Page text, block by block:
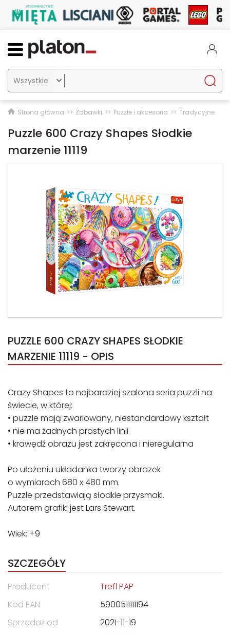

Strona główna Zabawki Puzzle i akcesoria Tradycyjne
Puzzle 600 Crazy Shapes Słodkie
marzenie 11119
PUZZLE 600 CRAZY SHAPES SŁODKIE
MARZENIE 11119 - OPIS
Crazy Shapes to najbardziej szalona seria puzzli na
świecie, w której:
• puzzle mają zwariowany, niestandardowy kształt
• nie ma żadnych prostych linii
• krawędź obrazu jest zakręcona i nieregularna
Po ułożeniu układanka tworzy obrazek
o wymiarach 680 x 480 mm.
Puzzle przedstawiają słodkie przysmaki.
Autorem grafiki jest Lars Stewart.
Wiek: +9
SZCZEGÓŁY
Producent
Trefl PAP
Kod EAN
5900511111194
Sprzedaż od
2021-11-19